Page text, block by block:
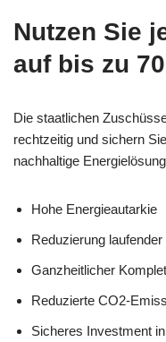
Nutzen Sie
auf bis zu
Die staatlichen
rechtzeitig und sichern
nachhaltige
Hohe Energieautarkie
Reduzierung
Ganzheitlicher
Reduzierte CO2-
Sicheres Investment